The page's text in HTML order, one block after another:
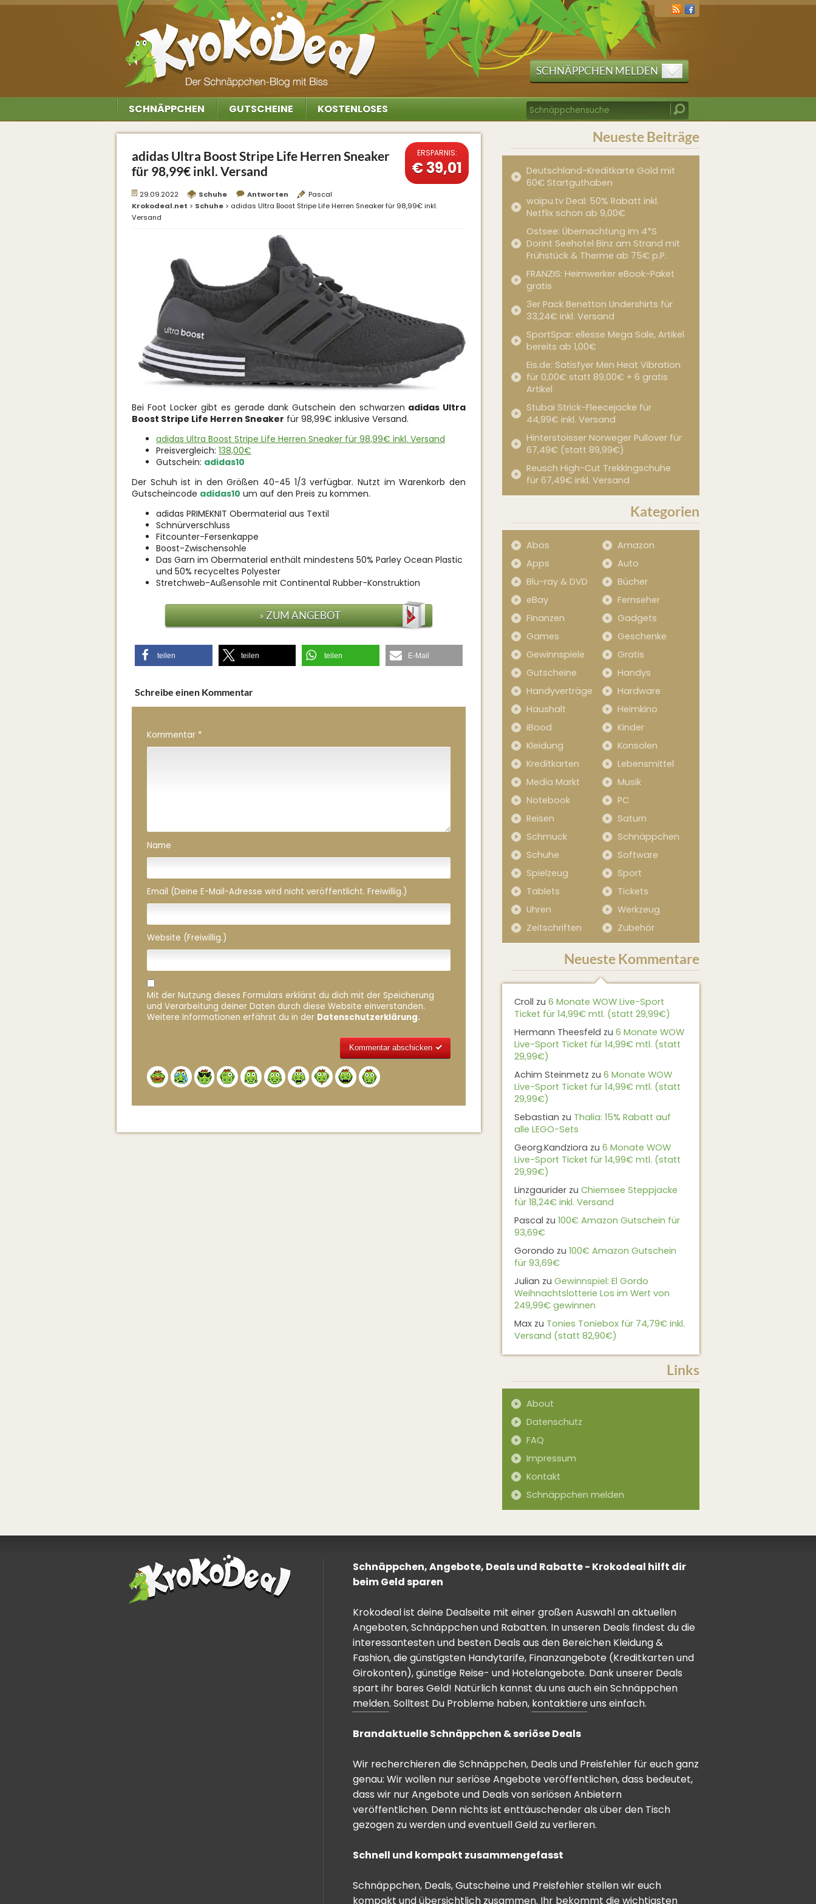
SCHNÄPPCHEN MELDEN
SCHNÄPPCHEN GUTSCHEINE KOSTENLOSES
adidas Ultra Boost Stripe Life Herren Sneaker
für 98,99€ inkl. Versand
ERSPARNIS:
€ 39,01
29.09.2022 Schuhe Antworten
Pascal
Krokodeal.net > Schuhe > adidas Ultra Boost Stripe Life Herren Sneaker für 98,99€ inkl.
Versand
Bei Foot Locker gibt es gerade dank Gutschein den schwarzen adidas Ultra
Boost Stripe Life Herren Sneaker für 98,99€ inklusive Versand.
adidas Ultra Boost Stripe Life Herren Sneaker für 98,99€ inkl. Versand
Preisvergleich: 138,00€
Gutschein: adidas10
Der Schuh ist in den Größen 40-45 1/3 verfügbar. Nutzt im Warenkorb den
Gutscheincode adidas10 um auf den Preis zu kommen.
adidas PRIMEKNIT Obermaterial aus Textil
Schnürverschluss
Fitcounter-Fersenkappe
Boost-Zwischensohle
Das Garn im Obermaterial enthält mindestens 50% Parley Ocean Plastic
und 50% recyceltes Polyester
Stretchweb-Außensohle mit Continental Rubber-Konstruktion
» ZUM ANGEBOT
teilen teilen teilen E-Mail
Schreibe einen Kommentar
Kommentar *
Name
Email (Deine E-Mail-Adresse wird nicht veröffentlicht. Freiwillig.)
Website (Freiwillig.)
Mit der Nutzung dieses Formulars erklärst du dich mit der Speicherung
und Verarbeitung deiner Daten durch diese Website einverstanden.
Weitere Informationen erfährst du in der Datenschutzerklärung.
Neueste Beiträge
Deutschland-Kreditkarte Gold mit
60€ Startguthaben
waipu.tv Deal: 50% Rabatt inkl.
Netflix schon ab 9,00€
Ostsee: Übernachtung im 4*S
Dorint Seehotel Binz am Strand mit
Frühstück & Therme ab 75€ p.P.
FRANZIS: Heimwerker eBook-Paket
gratis
3er Pack Benetton Undershirts für
33,24€ inkl. Versand
SportSpar: ellesse Mega Sale, Artikel
bereits ab 1,00€
Eis.de: Satisfyer Men Heat Vibration
für 0,00€ statt 89,00€ + 6 gratis
Artikel
Stubai Strick-Fleecejacke für
44,99€ inkl. Versand
Hinterstoisser Norweger Pullover für
67,49€ (statt 89,99€)
Reusch High-Cut Trekkingschuhe
für 67,49€ inkl. Versand
Kategorien
Abos
Amazon
Apps
Auto
Blu-ray & DVD
Bücher
eBay
Fernseher
Finanzen
Gadgets
Games
Geschenke
Gewinnspiele
Gratis
Gutscheine
Handys
Handyverträge
Hardware
Haushalt
Heimkino
iBood
Kinder
Kleidung
Konsolen
Kreditkarten
Lebensmittel
Media Markt
Musik
Notebook
PC
Reisen
Saturn
Schmuck
Schnäppchen
Schuhe
Software
Spielzeug
Sport
Tablets
Tickets
Uhren
Werkzeug
Zeitschriften
Zubehör
Neueste Kommentare
Croll zu 6 Monate WOW Live-Sport
Ticket für 14,99€ mtl. (statt 29,99€)
Hermann Theesfeld zu 6 Monate WOW
Live-Sport Ticket für 14,99€ mtl. (statt
29,99€)
Achim Steinmetz zu 6 Monate WOW
Live-Sport Ticket für 14,99€ mtl. (statt
29,99€)
Sebastian zu Thalia: 15% Rabatt auf
alle LEGO-Sets
Georg.Kandziora zu 6 Monate WOW
Live-Sport Ticket für 14,99€ mtl. (statt
29,99€)
Linzgaurider zu Chiemsee Steppjacke
für 18,24€ inkl. Versand
Pascal zu 100€ Amazon Gutschein für
93,69€
Gorondo zu 100€ Amazon Gutschein
für 93,69€
Julian zu Gewinnspiel: El Gordo
Weihnachtslotterie Los im Wert von
249,99€ gewinnen
Max zu Tonies Toniebox für 74,79€ inkl.
Versand (statt 82,90€)
Links
About
Datenschutz
FAQ
Impressum
Kontakt
Schnäppchen melden
Schnäppchen, Angebote, Deals und Rabatte - Krokodeal hilft dir
beim Geld sparen
Krokodeal ist deine Dealseite mit einer großen Auswahl an aktuellen
Angeboten, Schnäppchen und Rabatten. In unseren Deals findest du die
interessantesten und besten Deals aus den Bereichen Kleidung &
Fashion, die günstigsten Handytarife, Finanzangebote (Kreditkarten und
Girokonten), günstige Reise- und Hotelangebote. Dank unserer Deals
spart ihr bares Geld! Natürlich kannst du uns auch ein Schnäppchen
melden. Solltest Du Probleme haben, kontaktiere uns einfach.
Brandaktuelle Schnäppchen & seriöse Deals
Wir recherchieren die Schnäppchen, Deals und Preisfehler für euch ganz
genau: Wir wollen nur seriöse Angebote veröffentlichen, dass bedeutet,
dass wir nur Angebote und Deals von seriösen Anbietern
veröffentlichen. Denn nichts ist enttäuschender als über den Tisch
gezogen zu werden und eventuell Geld zu verlieren.
Schnell und kompakt zusammengefasst
Schnäppchen, Deals, Gutscheine und Preisfehler stellen wir euch
kompakt und übersichtlich zusammen. Ihr bekommt die wichtigsten